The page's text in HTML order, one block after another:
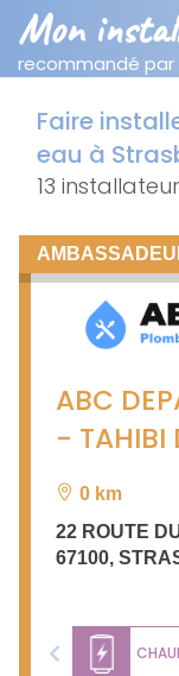
Mon
recommandé par
Faire
eau à
13
ABC
- TAHIBI
0 km
22 ROUTE
67100,
Previous